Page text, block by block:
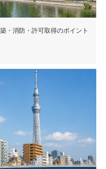
・消防・許可取得のポイント